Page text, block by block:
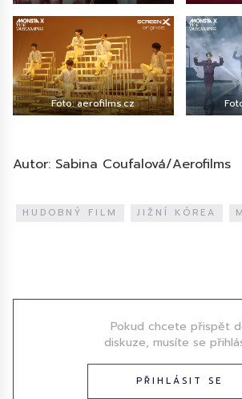
Foto: aerofilms.cz
Autor: Sabina Coufalová/Aerofilms
HUDOBNÝ FILM JIŽNÍ KÓREA
Pokud chcete přispět
diskuze, musíte se
PŘIHLÁSIT SE